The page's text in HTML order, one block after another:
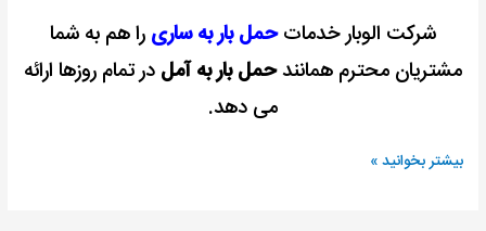
شرکت الوبار خدماتحمل بار به ساری را هم به شما
مشتریان محترم همانندحمل بار به آمل در تمام روزها ارائه
می دهد.
بیشتر بخوانید »